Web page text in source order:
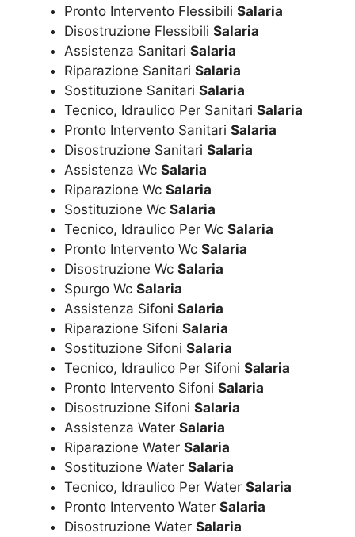
Pronto Intervento Flessibili Salaria
Disostruzione Flessibili Salaria
Assistenza Sanitari Salaria
Riparazione Sanitari Salaria
Sostituzione Sanitari Salaria
Tecnico, Idraulico Per Sanitari Salaria
Pronto Intervento Sanitari Salaria
Disostruzione Sanitari Salaria
Assistenza Wc Salaria
Riparazione Wc Salaria
Sostituzione Wc Salaria
Tecnico, Idraulico Per Wc Salaria
Pronto Intervento Wc Salaria
Disostruzione Wc Salaria
Spurgo Wc Salaria
Assistenza Sifoni Salaria
Riparazione Sifoni Salaria
Sostituzione Sifoni Salaria
Tecnico, Idraulico Per Sifoni Salaria
Pronto Intervento Sifoni Salaria
Disostruzione Sifoni Salaria
Assistenza Water Salaria
Riparazione Water Salaria
Sostituzione Water Salaria
Tecnico, Idraulico Per Water Salaria
Pronto Intervento Water Salaria
Disostruzione Water Salaria